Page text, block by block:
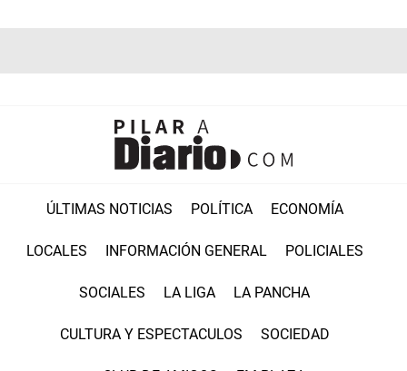
ÚLTIMAS NOTICIAS POLÍTICA ECONOMÍA
LOCALES INFORMACIÓN GENERAL POLICIALES
SOCIALES LA LIGA LA PANCHA
CULTURA Y ESPECTACULOS SOCIEDAD